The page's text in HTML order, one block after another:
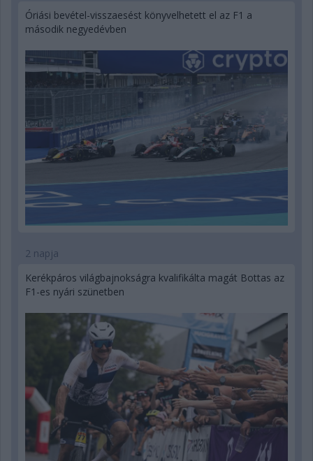
Óriási bevétel-visszaesést könyvelhetett el az F1 a
második negyedévben
2 napja
Kerékpáros világbajnokságra kvalifikálta magát Bottas az
F1-es nyári szünetben